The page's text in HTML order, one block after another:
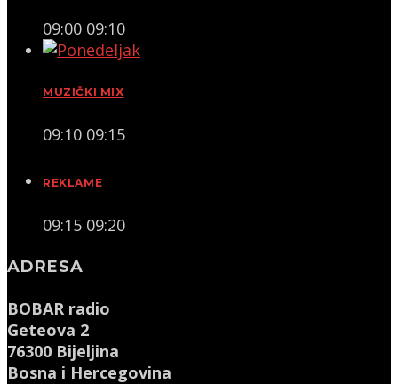
09:00 09:10
MUZIČKI MIX
09:10 09:15
REKLAME
09:15 09:20
ADRESA
BOBAR radio
Geteova 2
76300 Bijeljina
Bosna i Hercegovina